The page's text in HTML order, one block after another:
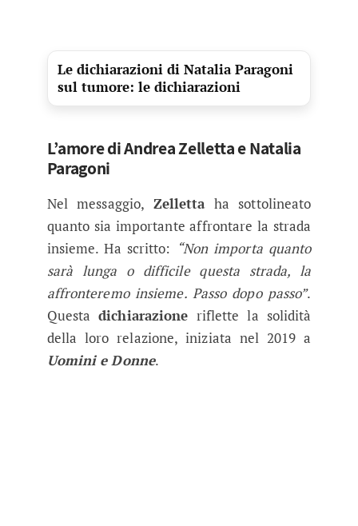
Le dichiarazioni di Natalia Paragoni
sul tumore: le dichiarazioni
L’amore di Andrea Zelletta e Natalia
Paragoni
Nel messaggio, Zellettaha sottolineato
quanto sia importante affrontare la strada
insieme. Ha scritto: “Non importa quanto
sarà lunga o difficile questa strada, la
affronteremo insieme. Passo dopo passo”.
Questadichiarazione riflette la solidità
della loro relazione, iniziata nel 2019 a
Uomini e Donne.